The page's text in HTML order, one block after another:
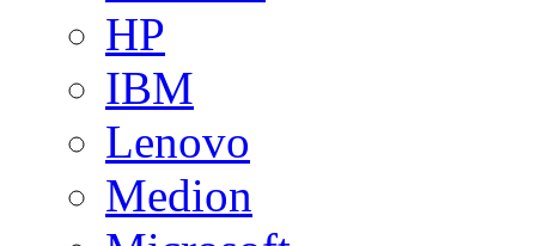
HP
IBM
Lenovo
Medion